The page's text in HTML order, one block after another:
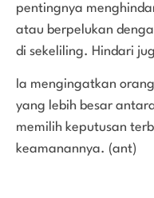
pentingnya
atau berpelukan
di sekeliling. Hindari
Ia mengingatkan
yang lebih besar
memilih keputusan
keamanannya. (ant)